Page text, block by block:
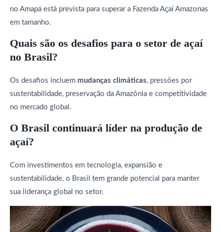
no Amapá está prevista para superar a Fazenda Açaí Amazonas
em tamanho.
Quais são os desafios para o setor de açaí
no Brasil?
Os desafios incluem mudanças climáticas, pressões por
sustentabilidade, preservação da Amazônia e competitividade
no mercado global.
O Brasil continuará líder na produção de
açaí?
Com investimentos em tecnologia, expansião e
sustentabilidade, o Brasil tem grande potencial para manter
sua liderança global no setor.